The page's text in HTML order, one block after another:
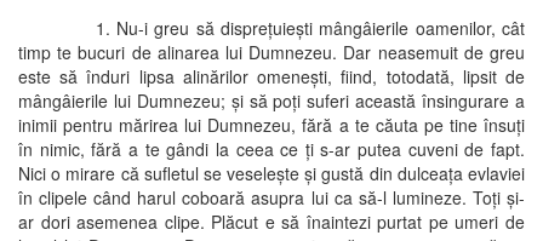
1. Nu-i greu să dispreţuieşti mângâierile oamenilor, cât
timp te bucuri de alinarea lui Dumnezeu. Dar neasemuit de greu
este să înduri lipsa alinărilor omeneşti, fiind, totodată, lipsit de
mângâierile lui Dumnezeu; şi să poţi suferi această însingurare a
inimii pentru mărirea lui Dumnezeu, fără a te căuta pe tine însuţi
în nimic, fără a te gândi la ceea ce ţi s-ar putea cuveni de fapt.
Nici o mirare că sufletul se veseleşte şi gustă din dulceaţa evlaviei
în clipele când harul coboară asupra lui ca să-l lumineze. Toţi şi-
ar dori asemenea clipe. Plăcut e să înaintezi purtat pe umeri de